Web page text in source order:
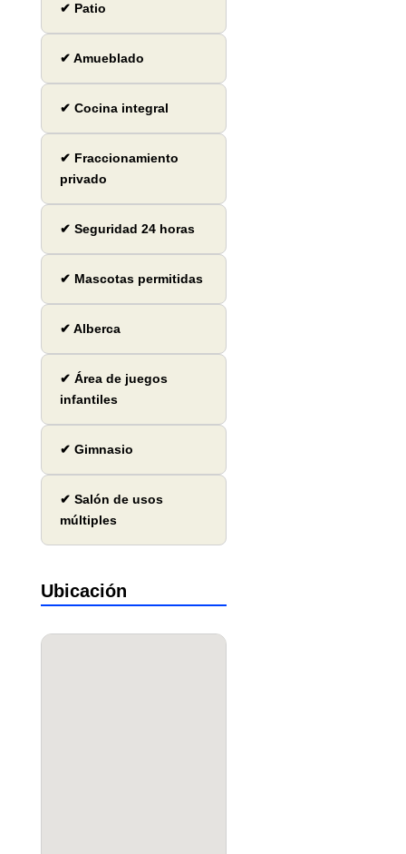
✔ Patio
✔ Amueblado
✔ Cocina integral
✔ Fraccionamiento
privado
✔ Seguridad 24 horas
✔ Mascotas permitidas
✔ Alberca
✔ Área de juegos
infantiles
✔ Gimnasio
✔ Salón de usos
múltiples
Ubicación